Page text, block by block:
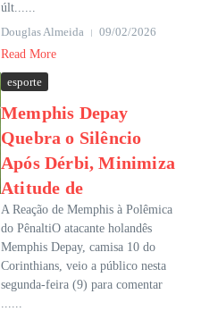
últ......
Douglas Almeida
09/02/2026
Read More
esporte
Memphis Depay
Quebra o Silêncio
Após Dérbi, Minimiza
Atitude de
A Reação de Memphis à Polêmica
do PênaltiO atacante holandês
Memphis Depay, camisa 10 do
Corinthians, veio a público nesta
segunda-feira (9) para comentar
......